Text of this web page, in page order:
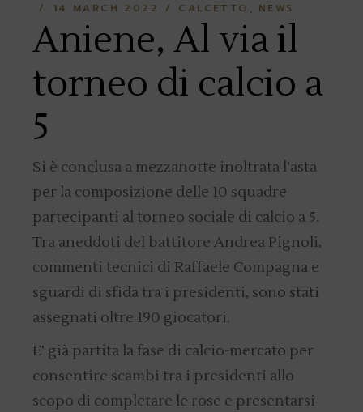
14 MARCH 2022 CALCETTO NEWS
Aniene, Al via il
torneo di calcio a
5
Si è conclusa a mezzanotte inoltrata l’asta
per la composizione delle 10 squadre
partecipanti al torneo sociale di calcio a 5.
Tra aneddoti del battitore Andrea Pignoli,
commenti tecnici di Raffaele Compagna e
sguardi di sfida tra i presidenti, sono stati
assegnati oltre 190 giocatori.
E’ già partita la fase di calcio-mercato per
consentire scambi tra i presidenti allo
scopo di completare le rose e presentarsi